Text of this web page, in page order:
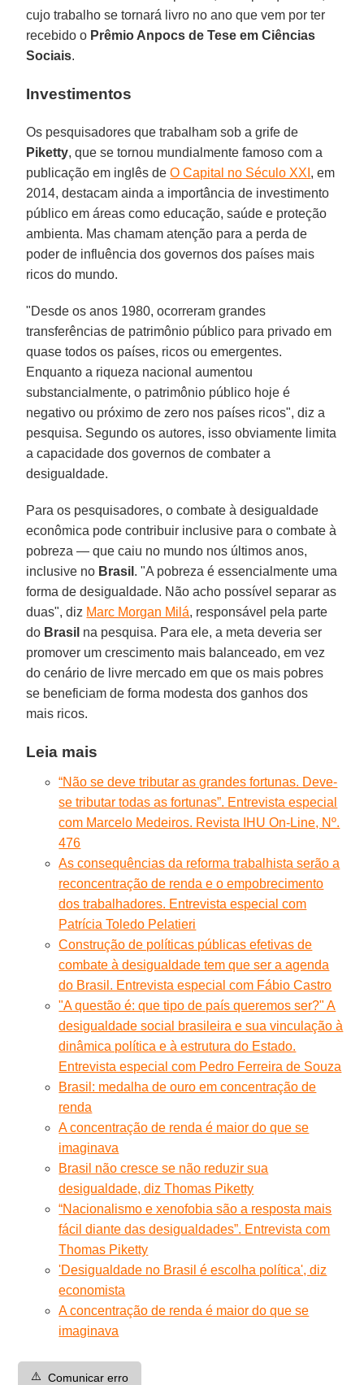
cujo trabalho se tornará livro no ano que vem por ter
recebido o Prêmio Anpocs de Tese em Ciências
Sociais.
Investimentos
Os pesquisadores que trabalham sob a grife de
Piketty, que se tornou mundialmente famoso com a
publicação em inglês deO Capital no Século XXI , em
2014, destacam ainda a importância de investimento
público em áreas como educação, saúde e proteção
ambienta. Mas chamam atenção para a perda de
poder de influência dos governos dos países mais
ricos do mundo.
"Desde os anos 1980, ocorreram grandes
transferências de patrimônio público para privado em
quase todos os países, ricos ou emergentes.
Enquanto a riqueza nacional aumentou
substancialmente, o patrimônio público hoje é
negativo ou próximo de zero nos países ricos", diz a
pesquisa. Segundo os autores, isso obviamente limita
a capacidade dos governos de combater a
desigualdade.
Para os pesquisadores, o combate à desigualdade
econômica pode contribuir inclusive para o combate à
pobreza — que caiu no mundo nos últimos anos,
inclusive no Brasil . "A pobreza é essencialmente uma
forma de desigualdade. Não acho possível separar as
duas", diz Marc Morgan Milá, responsável pela parte
do Brasil na pesquisa. Para ele, a meta deveria ser
promover um crescimento mais balanceado, em vez
do cenário de livre mercado em que os mais pobres
se beneficiam de forma modesta dos ganhos dos
mais ricos.
Leia mais
“Não se deve tributar as grandes fortunas. Deve-
se tributar todas as fortunas”. Entrevista especial
com Marcelo Medeiros. Revista IHU On-Line, Nº.
476
As consequências da reforma trabalhista serão a
reconcentração de renda e o empobrecimento
dos trabalhadores. Entrevista especial com
Patrícia Toledo Pelatieri
Construção de políticas públicas efetivas de
combate à desigualdade tem que ser a agenda
do Brasil. Entrevista especial com Fábio Castro
"A questão é: que tipo de país queremos ser?" A
desigualdade social brasileira e sua vinculação à
dinâmica política e à estrutura do Estado.
Entrevista especial com Pedro Ferreira de Souza
Brasil: medalha de ouro em concentração de
renda
A concentração de renda é maior do que se
imaginava
Brasil não cresce se não reduzir sua
desigualdade, diz Thomas Piketty
“Nacionalismo e xenofobia são a resposta mais
fácil diante das desigualdades”. Entrevista com
Thomas Piketty
'Desigualdade no Brasil é escolha política', diz
economista
A concentração de renda é maior do que se
imaginava
⚠️ Comunicar erro